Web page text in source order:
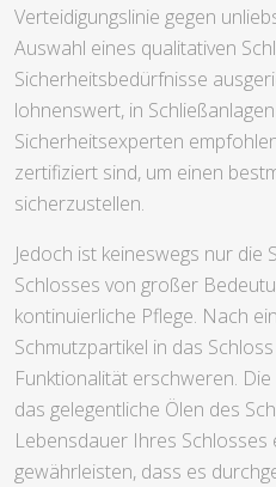
Verteidigungslinie gegen
Auswahl eines qualitativen
Sicherheitsbedürfnisse
lohnenswert, in
Sicherheitsexperten
zertifiziert sind, um einen
sicherzustellen.
Jedoch ist keineswegs nur die
Schlosses von großer
kontinuierliche Pflege. Nach
Schmutzpartikel in das
Funktionalität erschweren.
das gelegentliche Ölen des
Lebensdauer Ihres
gewährleisten, dass es